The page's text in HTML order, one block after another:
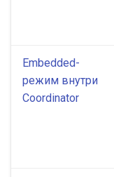
Embedded-
режим внутри
Coordinator